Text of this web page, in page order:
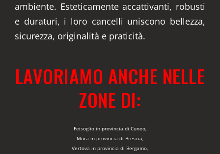
ambiente. Esteticamente accattivanti, robusti
e duraturi, i loro cancelli uniscono bellezza,
sicurezza, originalità e praticità.
LAVORIAMO ANCHE NELLE
ZONE DI:
Feisoglio in provincia di Cuneo,
Mura in provincia di Brescia,
Vertova in provincia di Bergamo,